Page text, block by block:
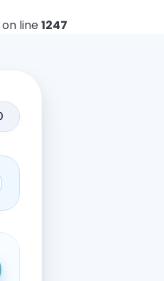
on line1247